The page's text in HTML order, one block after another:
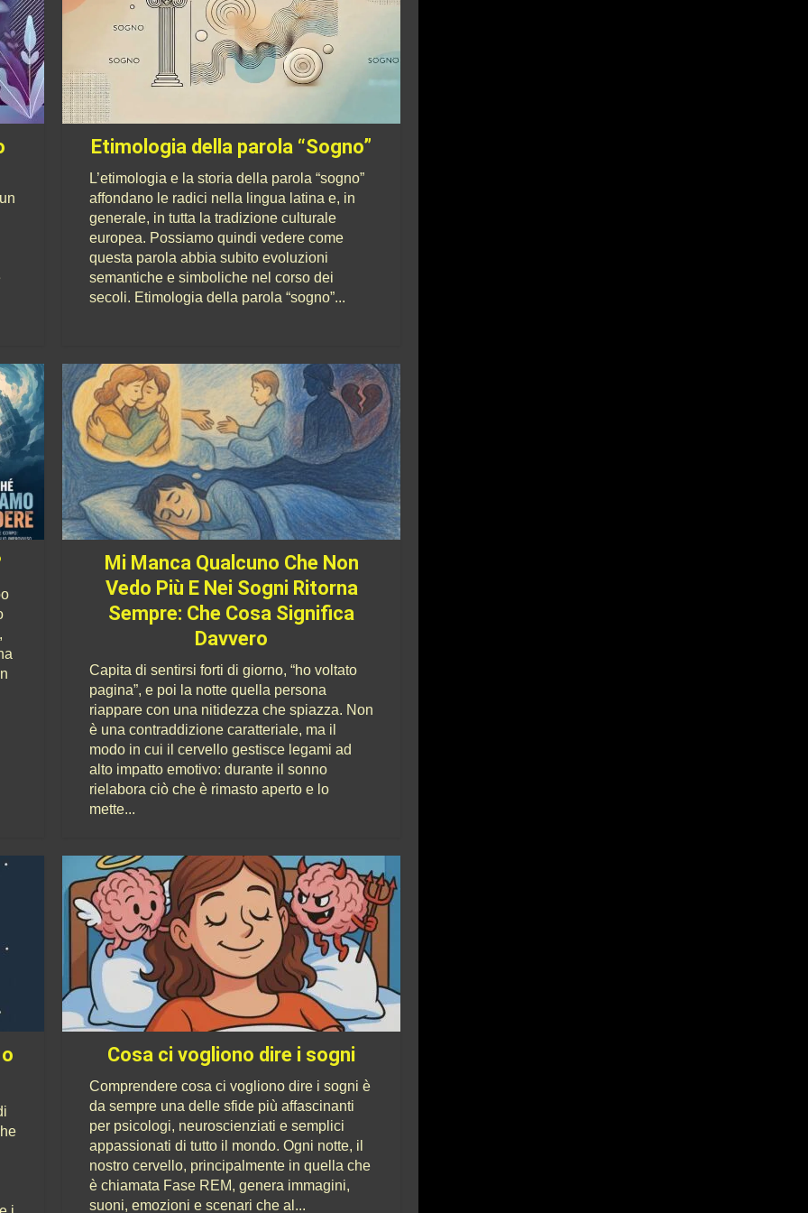
Etimologia della parola “Sogno”
L’etimologia e la storia della parola “sogno”
affondano le radici nella lingua latina e, in
generale, in tutta la tradizione culturale
europea. Possiamo quindi vedere come
questa parola abbia subito evoluzioni
semantiche e simboliche nel corso dei
secoli. Etimologia della parola “sogno”...
Mi Manca Qualcuno Che Non
Vedo Più E Nei Sogni Ritorna
Sempre: Che Cosa Significa
Davvero
Capita di sentirsi forti di giorno, “ho voltato
pagina”, e poi la notte quella persona
riappare con una nitidezza che spiazza. Non
è una contraddizione caratteriale, ma il
modo in cui il cervello gestisce legami ad
alto impatto emotivo: durante il sonno
rielabora ciò che è rimasto aperto e lo
mette...
Cosa ci vogliono dire i sogni
Comprendere cosa ci vogliono dire i sogni è
da sempre una delle sfide più affascinanti
per psicologi, neuroscienziati e semplici
appassionati di tutto il mondo. Ogni notte, il
nostro cervello, principalmente in quella che
è chiamata Fase REM, genera immagini,
suoni, emozioni e scenari che al...